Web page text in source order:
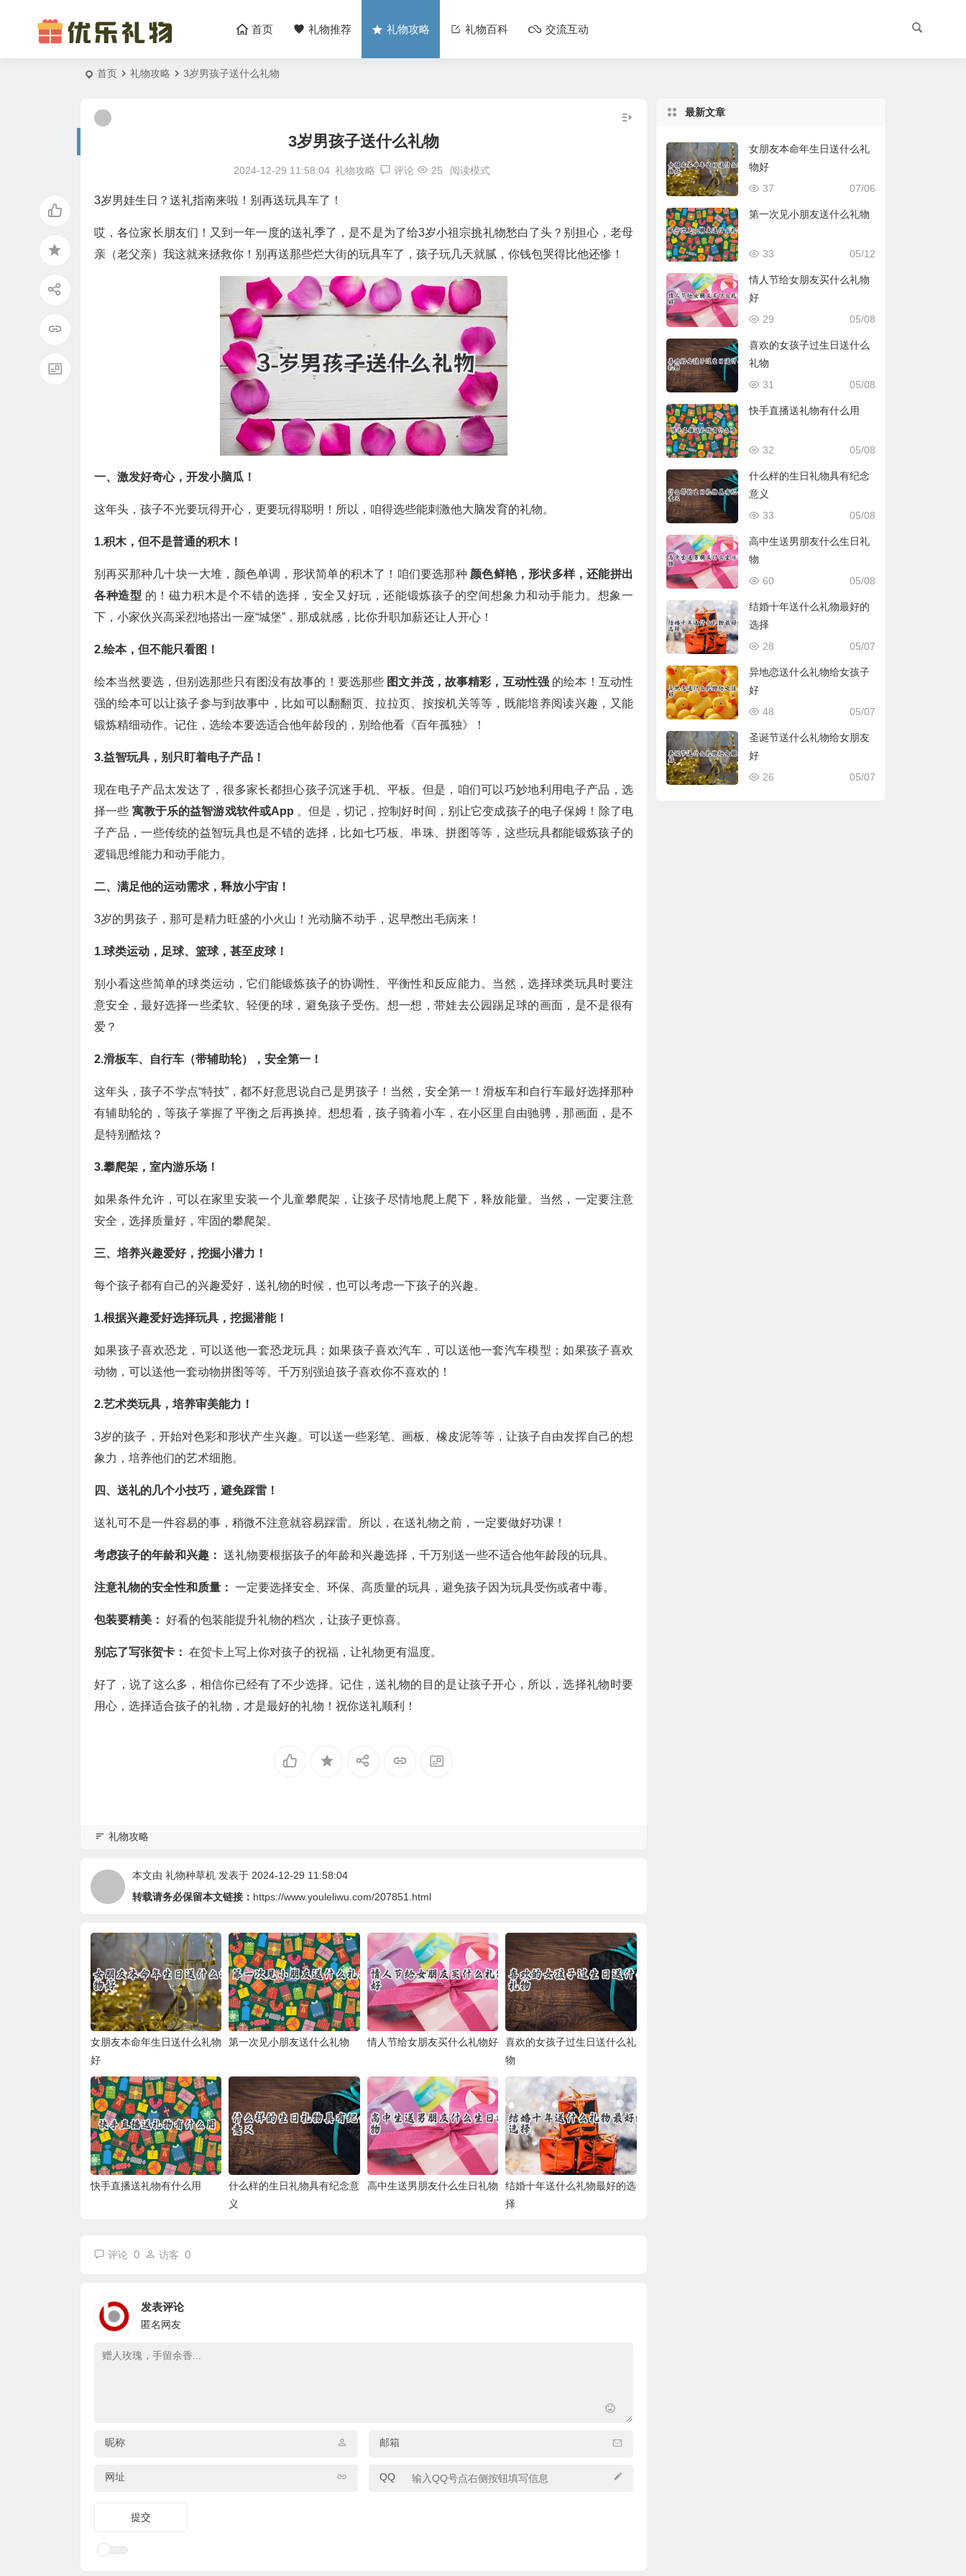
首页 礼物推荐 礼物攻略 礼物百科 交流互动
首页 礼物攻略 3岁男孩子送什么礼物
3岁男孩子送什么礼物
2024-12-29 11:58:04 礼物攻略 评论 25 阅读模式
3岁男娃生日？送礼指南来啦！别再送玩具车了！
哎，各位家长朋友们！又到一年一度的送礼季了，是不是为了给3岁小祖宗挑礼物愁白了头？别担心，老母
亲（老父亲）我这就来拯救你！别再送那些烂大街的玩具车了，孩子玩几天就腻，你钱包哭得比他还惨！
一、激发好奇心，开发小脑瓜！
这年头，孩子不光要玩得开心，更要玩得聪明！所以，咱得选些能刺激他大脑发育的礼物。
1.积木，但不是普通的积木！
别再买那种几十块一大堆，颜色单调，形状简单的积木了！咱们要选那种 颜色鲜艳，形状多样，还能拼出
各种造型 的！磁力积木是个不错的选择，安全又好玩，还能锻炼孩子的空间想象力和动手能力。想象一
下，小家伙兴高采烈地搭出一座“城堡”，那成就感，比你升职加薪还让人开心！
2.绘本，但不能只看图！
绘本当然要选，但别选那些只有图没有故事的！要选那些 图文并茂，故事精彩，互动性强 的绘本！互动性
强的绘本可以让孩子参与到故事中，比如可以翻翻页、拉拉页、按按机关等等，既能培养阅读兴趣，又能
锻炼精细动作。记住，选绘本要选适合他年龄段的，别给他看《百年孤独》！
3.益智玩具，别只盯着电子产品！
现在电子产品太发达了，很多家长都担心孩子沉迷手机、平板。但是，咱们可以巧妙地利用电子产品，选
择一些 寓教于乐的益智游戏软件或App 。但是，切记，控制好时间，别让它变成孩子的电子保姆！除了电
子产品，一些传统的益智玩具也是不错的选择，比如七巧板、串珠、拼图等等，这些玩具都能锻炼孩子的
逻辑思维能力和动手能力。
二、满足他的运动需求，释放小宇宙！
3岁的男孩子，那可是精力旺盛的小火山！光动脑不动手，迟早憋出毛病来！
1.球类运动，足球、篮球，甚至皮球！
别小看这些简单的球类运动，它们能锻炼孩子的协调性、平衡性和反应能力。当然，选择球类玩具时要注
意安全，最好选择一些柔软、轻便的球，避免孩子受伤。想一想，带娃去公园踢足球的画面，是不是很有
爱？
2.滑板车、自行车（带辅助轮），安全第一！
这年头，孩子不学点“特技”，都不好意思说自己是男孩子！当然，安全第一！滑板车和自行车最好选择那种
有辅助轮的，等孩子掌握了平衡之后再换掉。想想看，孩子骑着小车，在小区里自由驰骋，那画面，是不
是特别酷炫？
3.攀爬架，室内游乐场！
如果条件允许，可以在家里安装一个儿童攀爬架，让孩子尽情地爬上爬下，释放能量。当然，一定要注意
安全，选择质量好，牢固的攀爬架。
三、培养兴趣爱好，挖掘小潜力！
每个孩子都有自己的兴趣爱好，送礼物的时候，也可以考虑一下孩子的兴趣。
1.根据兴趣爱好选择玩具，挖掘潜能！
如果孩子喜欢恐龙，可以送他一套恐龙玩具；如果孩子喜欢汽车，可以送他一套汽车模型；如果孩子喜欢
动物，可以送他一套动物拼图等等。千万别强迫孩子喜欢你不喜欢的！
2.艺术类玩具，培养审美能力！
3岁的孩子，开始对色彩和形状产生兴趣。可以送一些彩笔、画板、橡皮泥等等，让孩子自由发挥自己的想
象力，培养他们的艺术细胞。
四、送礼的几个小技巧，避免踩雷！
送礼可不是一件容易的事，稍微不注意就容易踩雷。所以，在送礼物之前，一定要做好功课！
考虑孩子的年龄和兴趣： 送礼物要根据孩子的年龄和兴趣选择，千万别送一些不适合他年龄段的玩具。
注意礼物的安全性和质量： 一定要选择安全、环保、高质量的玩具，避免孩子因为玩具受伤或者中毒。
包装要精美： 好看的包装能提升礼物的档次，让孩子更惊喜。
别忘了写张贺卡： 在贺卡上写上你对孩子的祝福，让礼物更有温度。
好了，说了这么多，相信你已经有了不少选择。记住，送礼物的目的是让孩子开心，所以，选择礼物时要
用心，选择适合孩子的礼物，才是最好的礼物！祝你送礼顺利！
礼物攻略
本文由 礼物种草机 发表于 2024-12-29 11:58:04
转载请务必保留本文链接： https://www.youleliwu.com/207851.html
女朋友本命年生日送什么礼物
好
第一次见小朋友送什么礼物 情人节给女朋友买什么礼物好
喜欢的女孩子过生日送什么礼
物
快手直播送礼物有什么用
什么样的生日礼物具有纪念意
义
高中生送男朋友什么生日礼物
结婚十年送什么礼物最好的选
择
评论 0 访客 0
发表评论
匿名网友
昵称 邮箱
网址 QQ
最新文章
女朋友本命年生日送什么礼
物好
07/06
37
第一次见小朋友送什么礼物
05/12
33
情人节给女朋友买什么礼物
好
05/08
29
喜欢的女孩子过生日送什么
礼物
05/08
31
快手直播送礼物有什么用
05/08
32
什么样的生日礼物具有纪念
意义
05/08
33
高中生送男朋友什么生日礼
物
05/08
60
结婚十年送什么礼物最好的
选择
05/07
28
异地恋送什么礼物给女孩子
好
05/07
48
圣诞节送什么礼物给女朋友
好
05/07
26